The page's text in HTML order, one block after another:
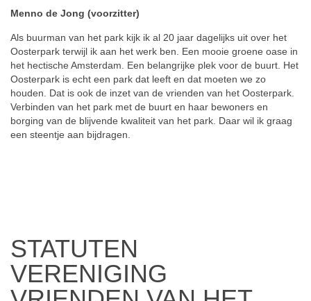
Menno de Jong (voorzitter)
Als buurman van het park kijk ik al 20 jaar dagelijks uit over het
Oosterpark terwijl ik aan het werk ben. Een mooie groene oase in
het hectische Amsterdam. Een belangrijke plek voor de buurt. Het
Oosterpark is echt een park dat leeft en dat moeten we zo
houden. Dat is ook de inzet van de vrienden van het Oosterpark.
Verbinden van het park met de buurt en haar bewoners en
borging van de blijvende kwaliteit van het park. Daar wil ik graag
een steentje aan bijdragen.
STATUTEN
VERENIGING